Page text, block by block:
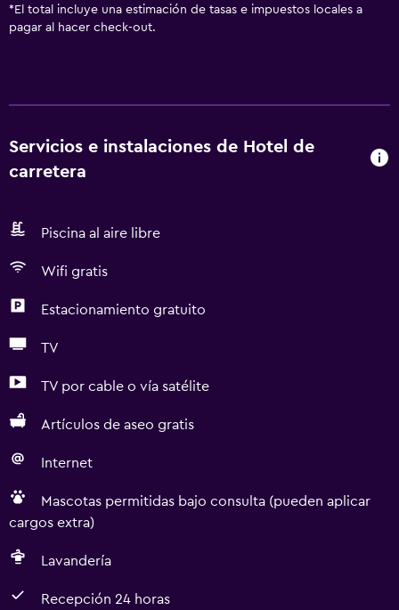
* El total incluye una estimación de tasas e impuestos locales a
pagar al hacer check-out.
Servicios e instalaciones de Hotel de
carretera
Piscina al aire libre
Wifi gratis
Estacionamiento gratuito
TV
TV por cable o vía satélite
Artículos de aseo gratis
Internet
Mascotas permitidas bajo consulta (pueden aplicar
cargos extra)
Lavandería
Recepción 24 horas